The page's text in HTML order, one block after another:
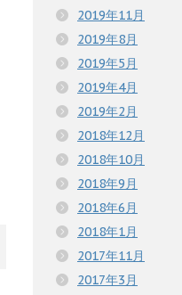
2019年11月
2019年8月
2019年5月
2019年4月
2019年2月
2018年12月
2018年10月
2018年9月
2018年6月
2018年1月
2017年11月
2017年3月